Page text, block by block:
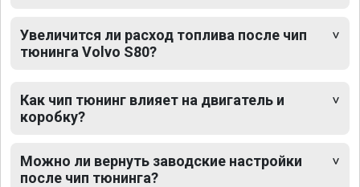
Увеличится ли расход топлива после чип
тюнинга Volvo S80?
Как чип тюнинг влияет на двигатель и
коробку?
Можно ли вернуть заводские настройки
после чип тюнинга?